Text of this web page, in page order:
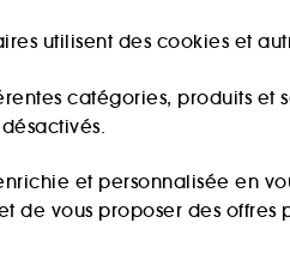
Maquillage
utilisent des cookies et
catégories, produits et
et personnalisée en
de vous proposer des